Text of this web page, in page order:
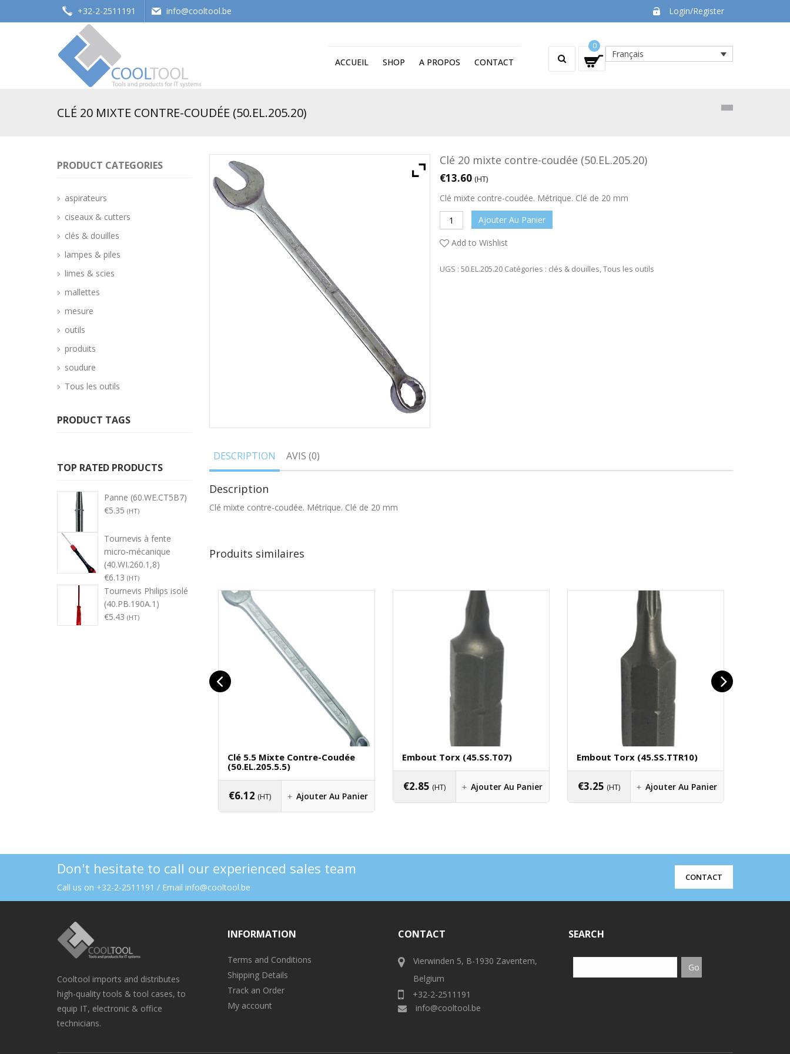
+32-2-2511191 info@cooltool.be Login/Register
Français
0
ACCUEIL SHOP A PROPOS CONTACT
CLÉ 20 MIXTE CONTRE-COUDÉE (50.EL.205.20)
Clé 20 mixte contre-coudée (50.EL.205.20)
€13.60 (HT)
Clé mixte contre-coudée. Métrique. Clé de 20 mm
Ajouter Au Panier
Add to Wishlist
UGS : 50.EL.205.20 Catégories : clés & douilles,Tous les outils
DESCRIPTION AVIS (0)
Description
Clé mixte contre-coudée. Métrique. Clé de 20 mm
Produits similaires
Clé 5.5 Mixte Contre-Coudée
(50.EL.205.5.5)
€6.12 (HT) Ajouter Au Panier
Embout Torx (45.SS.T07)
€2.85 (HT) Ajouter Au Panier
Embout Torx (45.SS.TTR10)
€3.25 (HT) Ajouter Au Panier
PRODUCT CATEGORIES
aspirateurs
ciseaux & cutters
clés & douilles
lampes & piles
limes & scies
mallettes
mesure
outils
produits
soudure
Tous les outils
PRODUCT TAGS
TOP RATED PRODUCTS
Panne (60.WE.CT5B7)
€5.35 (HT)
Tournevis à fente
micro-mécanique
(40.WI.260.1,8)
€6.13 (HT)
Tournevis Philips isolé
(40.PB.190A.1)
€5.43 (HT)
Don't hesitate to call our experienced sales team
Call us on +32-2-2511191 / Email info@cooltool.be
CONTACT
Cooltool imports and distributes
high-quality tools & tool cases, to
equip IT, electronic & office
technicians.
INFORMATION
Terms and Conditions
Shipping Details
Track an Order
My account
CONTACT
Vierwinden 5, B-1930 Zaventem,
Belgium
+32-2-2511191
info@cooltool.be
SEARCH